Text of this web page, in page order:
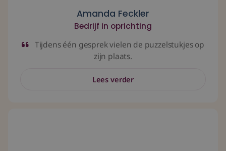
Amanda Feckler
Bedrijf in oprichting
Tijdens één gesprek vielen de puzzelstukjes op
zijn plaats.
Lees verder